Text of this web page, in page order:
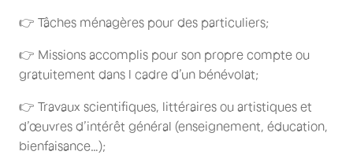
👉 Tâches ménagères pour des particuliers;
👉 Missions accomplis pour son propre compte ou
gratuitement dans l cadre d’un bénévolat;
👉 Travaux scientifiques, littéraires ou artistiques et
d’œuvres d’intérêt général (enseignement, éducation,
bienfaisance…);